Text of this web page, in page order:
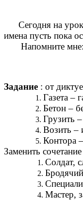
Сегодня на
имена пусть пока
Напомните мне:
Задание : от
Газета –
Бетон –
Грузить
Возить –
Контора
Заменить
Солдат,
Мастер,